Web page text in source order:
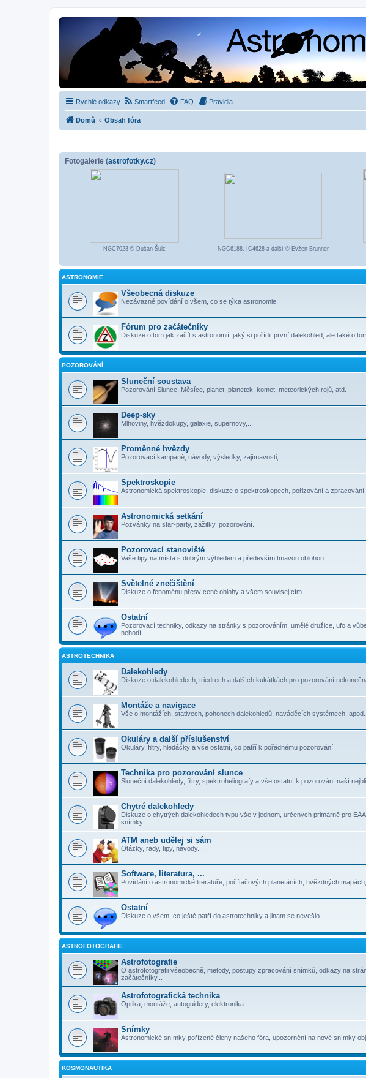
Rychlé odkazy Smartfeed FAQ Pravidla
Domů Obsah fóra
Fotogalerie (astrofotky.cz)
NGC7023 © Dušan Šulc NGC6188, IC4628 a další © Evžen Brunner
ASTRONOMIE
Všeobecná diskuze
Nezávazné povídání o všem, co se týka astronomie.
Fórum pro začátečníky
Diskuze o tom jak začít s astronomií, jaký si pořídit první dalekohled, ale také o
POZOROVÁNÍ
Sluneční soustava
Pozorování Slunce, Měsíce, planet, planetek, komet, meteorických rojů, atd.
Deep-sky
Mlhoviny, hvězdokupy, galaxie, supernovy,...
Proměnné hvězdy
Pozorovací kampaně, návody, výsledky, zajímavosti,...
Spektroskopie
Astronomická spektroskopie, diskuze o spektroskopech, pořizování a
Astronomická setkání
Pozvánky na star-party, zážitky, pozorování.
Pozorovací stanoviště
Vaše tipy na místa s dobrým výhledem a především tmavou oblohou.
Světelné znečištění
Diskuze o fenoménu přesvícené oblohy a všem souvisejícím.
Ostatní
Pozorovací techniky, odkazy na stránky s pozorováním, umělé družice, ufo a
nehodí
ASTROTECHNIKA
Dalekohledy
Diskuze o dalekohledech, triedrech a dalších kukátkách pro pozorování
Montáže a navigace
Vše o montážích, stativech, pohonech dalekohledů, naváděcích systémech, apod.
Okuláry a další příslušenství
Okuláry, filtry, hledáčky a vše ostatní, co patří k pořádnému pozorování.
Technika pro pozorování slunce
Sluneční dalekohledy, filtry, spektroheliografy a vše ostatní k pozorování naší
Chytré dalekohledy
Diskuze o chytrých dalekohledech typu vše v jednom, určených primárně pro
snímky.
ATM aneb udělej si sám
Otázky, rady, tipy, návody...
Software, literatura, ...
Povídání o astronomické literatuře, počítačových planetáriích, hvězdných mapách,
Ostatní
Diskuze o všem, co ještě patří do astrotechniky a jinam se nevešlo
ASTROFOTOGRAFIE
Astrofotografie
O astrofotografii všeobecně, metody, postupy zpracování snímků, odkazy na
začátečníky...
Astrofotografická technika
Optika, montáže, autoguidery, elektronika...
Snímky
Astronomické snímky pořízené členy našeho fóra, upozornění na nové snímky
KOSMONAUTIKA